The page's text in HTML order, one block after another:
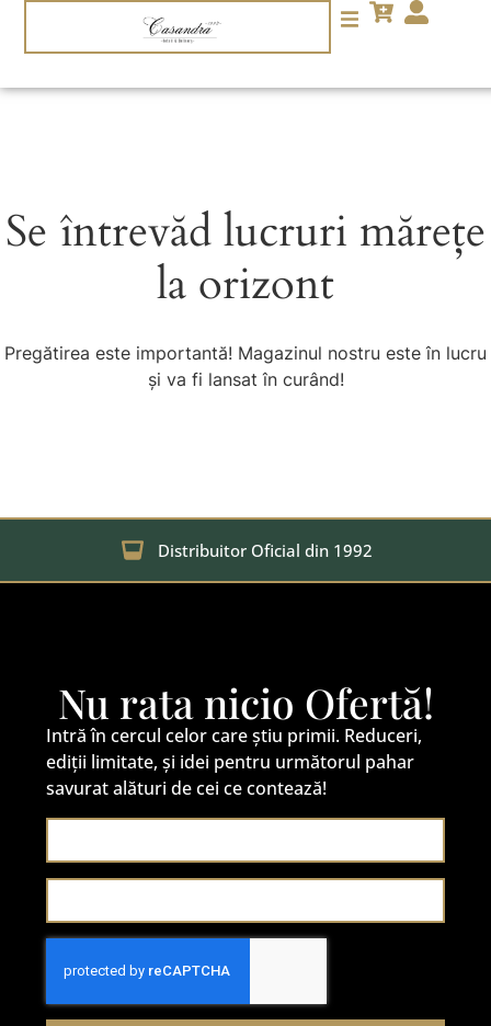
Se întrevăd lucruri mărețe
la orizont
Pregătirea este importantă! Magazinul nostru este în lucru
și va fi lansat în curând!
Distribuitor Oficial din 1992
Nu rata nicio Ofertă!
Intră în cercul celor care știu primii. Reduceri,
ediții limitate, și idei pentru următorul pahar
savurat alături de cei ce contează!